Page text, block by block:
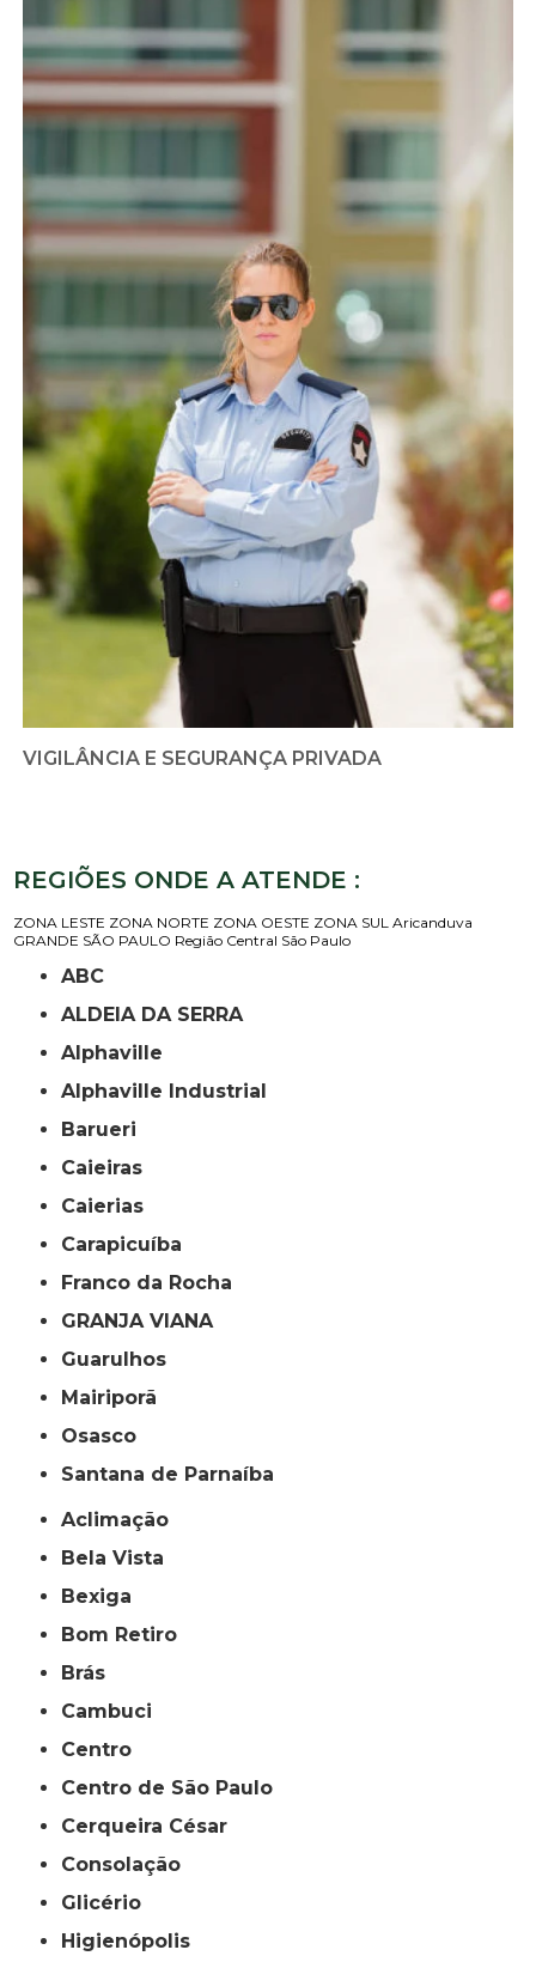
VIGILÂNCIA E SEGURANÇA PRIVADA
REGIÕES ONDE A ATENDE :
ZONA LESTE ZONA NORTE ZONA OESTE ZONA SUL Aricanduva
GRANDE SÃO PAULO Região Central São Paulo
ABC
ALDEIA DA SERRA
Alphaville
Alphaville Industrial
Barueri
Caieiras
Caierias
Carapicuíba
Franco da Rocha
GRANJA VIANA
Guarulhos
Mairiporã
Osasco
Santana de Parnaíba
Aclimação
Bela Vista
Bexiga
Bom Retiro
Brás
Cambuci
Centro
Centro de São Paulo
Cerqueira César
Consolação
Glicério
Higienópolis